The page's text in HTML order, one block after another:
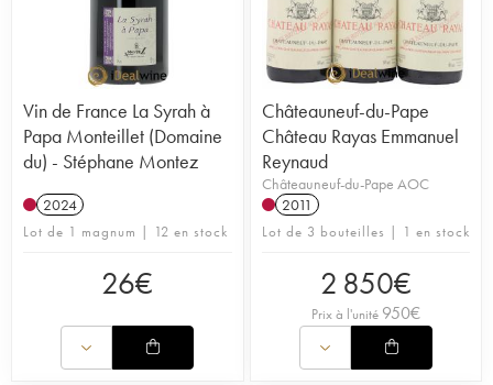
Vin de France La Syrah à
Papa Monteillet (Domaine
du) - Stéphane Montez
2024
Lot de 1 magnum | 12 en stock
26€
Châteauneuf-du-Pape
Château Rayas Emmanuel
Reynaud
Châteauneuf-du-Pape AOC
2011
Lot de 3 bouteilles | 1 en stock
2 850€
Prix à l'unité 950€